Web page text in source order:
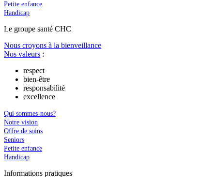
Petite enfance
Handicap
Le groupe santé CHC
Nous croyons à la bienveillance
Nos valeurs :
respect
bien-être
responsabilité
excellence
Qui sommes-nous?
Notre vision
Offre de soins
Seniors
Petite enfance
Handicap
Informations pratiques